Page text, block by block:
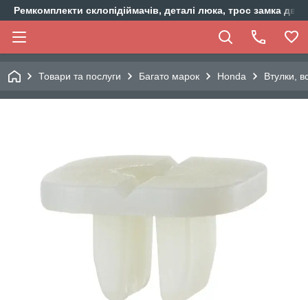
Ремкомплекти склопідіймачів, деталі люка, трос замка
Товари та послуги Багато марок Honda Втулки,